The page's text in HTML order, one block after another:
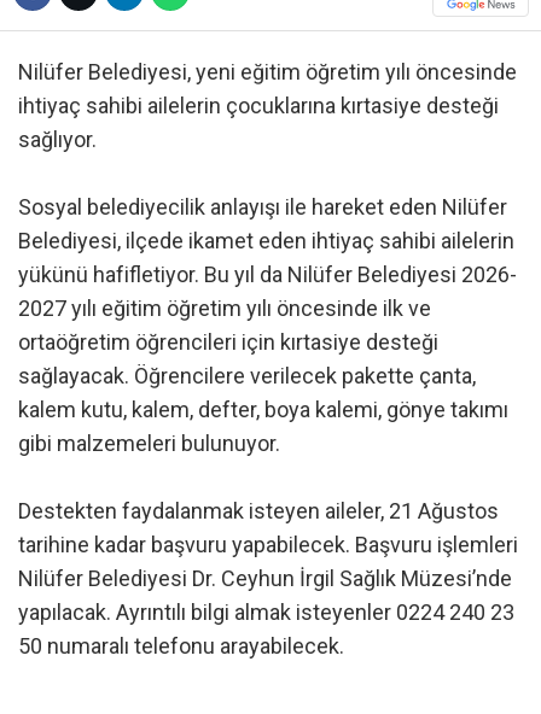
Nilüfer Belediyesi, yeni eğitim öğretim yılı öncesinde
ihtiyaç sahibi ailelerin çocuklarına kırtasiye desteği
sağlıyor.
Sosyal belediyecilik anlayışı ile hareket eden Nilüfer
Belediyesi, ilçede ikamet eden ihtiyaç sahibi ailelerin
yükünü hafifletiyor. Bu yıl da Nilüfer Belediyesi 2026-
2027 yılı eğitim öğretim yılı öncesinde ilk ve
ortaöğretim öğrencileri için kırtasiye desteği
sağlayacak. Öğrencilere verilecek pakette çanta,
kalem kutu, kalem, defter, boya kalemi, gönye takımı
gibi malzemeleri bulunuyor.
Destekten faydalanmak isteyen aileler, 21 Ağustos
tarihine kadar başvuru yapabilecek. Başvuru işlemleri
Nilüfer Belediyesi Dr. Ceyhun İrgil Sağlık Müzesi’nde
yapılacak. Ayrıntılı bilgi almak isteyenler 0224 240 23
50 numaralı telefonu arayabilecek.